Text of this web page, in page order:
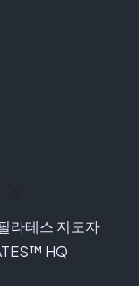
라테스 지도자
HQ